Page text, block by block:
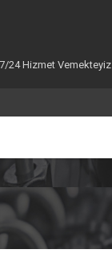
24 Hizmet Vemekteyiz